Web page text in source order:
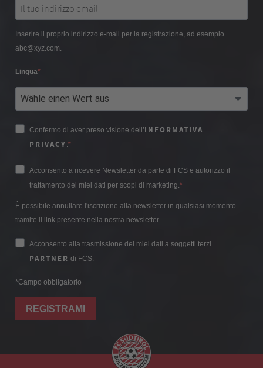
Inserire il proprio indirizzo e-mail per la registrazione, ad esempio
abc@xyz.com.
Lingua
Confermo di aver preso visione dell’INFORMATIVA
PRIVACY .
Acconsento a ricevere Newsletter da parte di FCS e autorizzo il
trattamento dei miei dati per scopi di marketing.
È possibile annullare l'iscrizione alla newsletter in qualsiasi momento
tramite il link presente nella nostra newsletter.
Acconsento alla trasmissione dei miei dati a soggetti terzi
PARTNER di FCS.
*Campo obbligatorio
REGISTRAMI